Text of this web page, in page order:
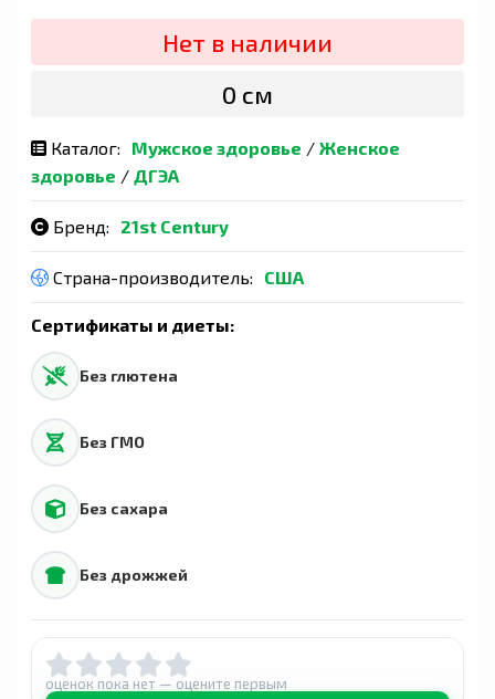
Нет в наличии
0 сӯм
Каталог: Мужское здоровье / Женское
здоровье / ДГЭА
Бренд: 21st Century
Страна-производитель: США
Сертификаты и диеты:
Без глютена
Без ГМО
Без сахара
Без дрожжей
оценок пока нет — оцените первым